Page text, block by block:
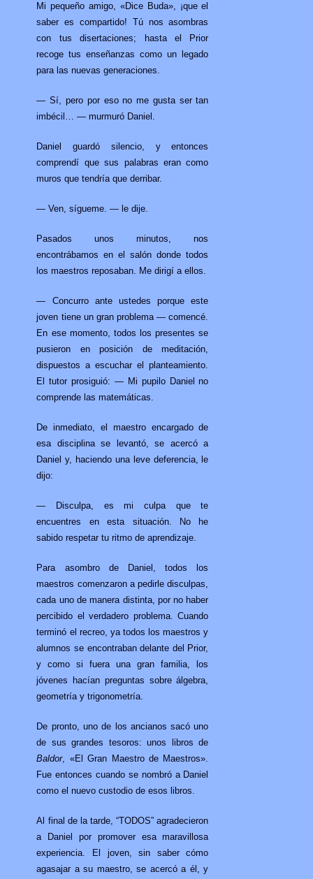
Mi pequeño amigo, «Dice Buda», ¡que el
saber es compartido! Tú nos asombras
con tus disertaciones; hasta el Prior
recoge tus enseñanzas como un legado
para las nuevas generaciones.
— Sí, pero por eso no me gusta ser tan
imbécil… — murmuró Daniel.
Daniel guardó silencio, y entonces
comprendí que sus palabras eran como
muros que tendría que derribar.
— Ven, sígueme. — le dije.
Pasados unos minutos, nos
encontrábamos en el salón donde todos
los maestros reposaban. Me dirigí a ellos.
— Concurro ante ustedes porque este
joven tiene un gran problema — comencé.
En ese momento, todos los presentes se
pusieron en posición de meditación,
dispuestos a escuchar el planteamiento.
El tutor prosiguió: — Mi pupilo Daniel no
comprende las matemáticas.
De inmediato, el maestro encargado de
esa disciplina se levantó, se acercó a
Daniel y, haciendo una leve deferencia, le
dijo:
— Disculpa, es mi culpa que te
encuentres en esta situación. No he
sabido respetar tu ritmo de aprendizaje.
Para asombro de Daniel, todos los
maestros comenzaron a pedirle disculpas,
cada uno de manera distinta, por no haber
percibido el verdadero problema. Cuando
terminó el recreo, ya todos los maestros y
alumnos se encontraban delante del Prior,
y como si fuera una gran familia, los
jóvenes hacían preguntas sobre álgebra,
geometría y trigonometría.
De pronto, uno de los ancianos sacó uno
de sus grandes tesoros: unos libros de
Baldor, «El Gran Maestro de Maestros».
Fue entonces cuando se nombró a Daniel
como el nuevo custodio de esos libros.
Al final de la tarde, “TODOS” agradecieron
a Daniel por promover esa maravillosa
experiencia. El joven, sin saber cómo
agasajar a su maestro, se acercó a él, y